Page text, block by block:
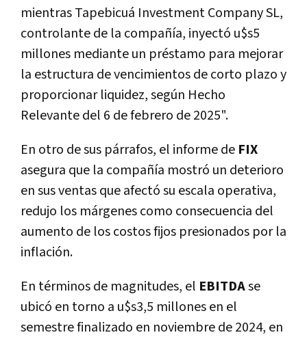
mientras Tapebicuá Investment Company SL,
controlante de la compañía, inyectó u$s5
millones mediante un préstamo para mejorar
la estructura de vencimientos de corto plazo y
proporcionar liquidez, según Hecho
Relevante del 6 de febrero de 2025".
En otro de sus párrafos, el informe de FIX
asegura que la compañía mostró un deterioro
en sus ventas que afectó su escala operativa,
redujo los márgenes como consecuencia del
aumento de los costos fijos presionados por la
inflación.
En términos de magnitudes, el EBITDAse
ubicó en torno a u$s3,5 millones en el
semestre finalizado en noviembre de 2024, en